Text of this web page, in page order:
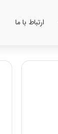
ارتباط با ما